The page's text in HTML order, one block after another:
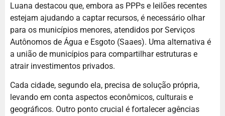
Luana destacou que, embora as PPPs e leilões recentes
estejam ajudando a captar recursos, é necessário olhar
para os municípios menores, atendidos por Serviços
Autônomos de Água e Esgoto (Saaes). Uma alternativa é
a união de municípios para compartilhar estruturas e
atrair investimentos privados.
Cada cidade, segundo ela, precisa de solução própria,
levando em conta aspectos econômicos, culturais e
geográficos. Outro ponto crucial é fortalecer agências